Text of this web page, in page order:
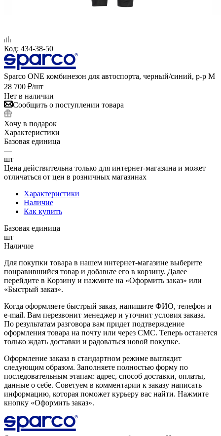
Код: 434-38-50
Sparco ONE комбинезон для автоспорта, черный/синий, р-р M
28 700 ₽/шт
Нет в наличии
Сообщить о поступлении товара
Хочу в подарок
Характеристики
Базовая единица
—
шт
Цена действительна только для интернет-магазина и может
отличаться от цен в розничных магазинах
Характеристики
Наличие
Как купить
Базовая единица
шт
Наличие
Для покупки товара в нашем интернет-магазине выберите
понравившийся товар и добавьте его в корзину. Далее
перейдите в Корзину и нажмите на «Оформить заказ» или
«Быстрый заказ».
Когда оформляете быстрый заказ, напишите ФИО, телефон и
e-mail. Вам перезвонит менеджер и уточнит условия заказа.
По результатам разговора вам придет подтверждение
оформления товара на почту или через СМС. Теперь останется
только ждать доставки и радоваться новой покупке.
Оформление заказа в стандартном режиме выглядит
следующим образом. Заполняете полностью форму по
последовательным этапам: адрес, способ доставки, оплаты,
данные о себе. Советуем в комментарии к заказу написать
информацию, которая поможет курьеру вас найти. Нажмите
кнопку «Оформить заказ».